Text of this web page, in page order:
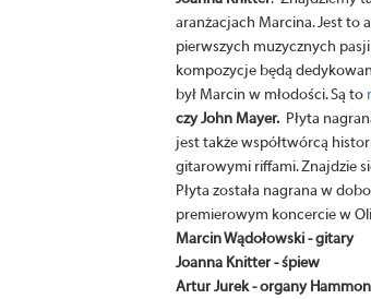
aranżacjach Marcina. Jest to
pierwszych muzycznych
kompozycje będą
był Marcin w młodości. Są to
czy John Mayer.Płyta
jest także współtwórcą
gitarowymi riffami. Znajdzie
Płyta została nagrana w
premierowym koncercie w
Marcin Wądołowski - gitary
Joanna Knitter - śpiew
Artur Jurek - organy